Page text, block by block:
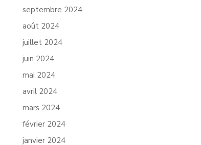
septembre 2024
août 2024
juillet 2024
juin 2024
mai 2024
avril 2024
mars 2024
février 2024
janvier 2024